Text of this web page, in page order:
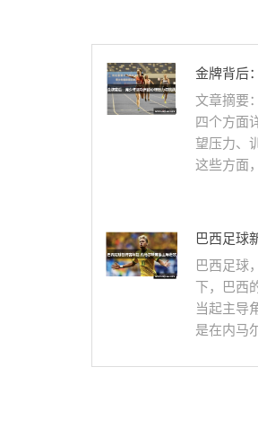
金牌背后
文章摘要
四个方面
望压力、
这些方面
巴西足球
巴西足球
下，巴西
当起主导
是在内马